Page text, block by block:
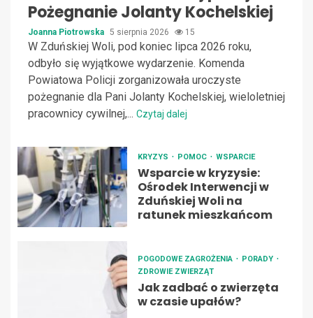
Pożegnanie Jolanty Kochelskiej
Joanna Piotrowska 5 sierpnia 2026 15
W Zduńskiej Woli, pod koniec lipca 2026 roku,
odbyło się wyjątkowe wydarzenie. Komenda
Powiatowa Policji zorganizowała uroczyste
pożegnanie dla Pani Jolanty Kochelskiej, wieloletniej
pracownicy cywilnej,... Czytaj dalej
KRYZYS POMOC WSPARCIE
Wsparcie w kryzysie:
Ośrodek Interwencji w
Zduńskiej Woli na
ratunek mieszkańcom
POGODOWE ZAGROŻENIA
PORADY
ZDROWIE ZWIERZĄT
Jak zadbać o zwierzęta
w czasie upałów?